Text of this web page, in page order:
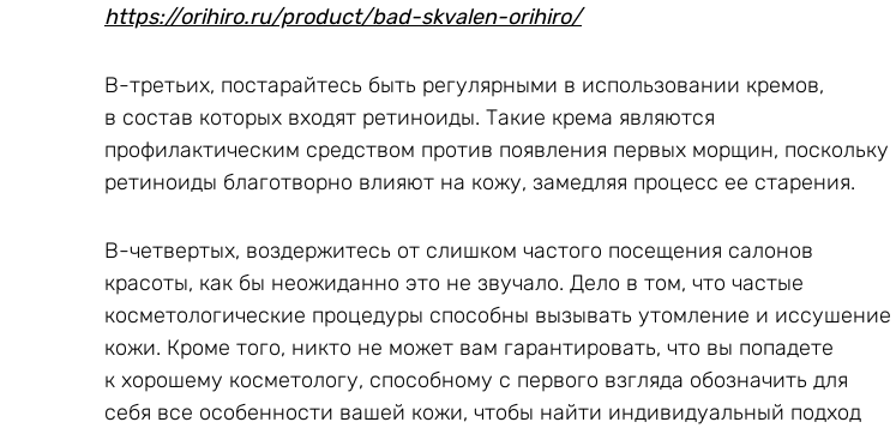
https://orihiro.ru/product/bad-skvalen-orihiro/
В-третьих, постарайтесь быть регулярными в использовании кремов,
в состав которых входят ретиноиды. Такие крема являются
профилактическим средством против появления первых морщин, поскольку
ретиноиды благотворно влияют на кожу, замедляя процесс ее старения.
В-четвертых, воздержитесь от слишком частого посещения салонов
красоты, как бы неожиданно это не звучало. Дело в том, что частые
косметологические процедуры способны вызывать утомление и иссушение
кожи. Кроме того, никто не может вам гарантировать, что вы попадете
к хорошему косметологу, способному с первого взгляда обозначить для
себя все особенности вашей кожи, чтобы найти индивидуальный подход